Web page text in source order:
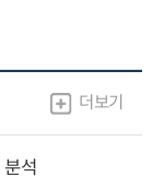
더보기
분석